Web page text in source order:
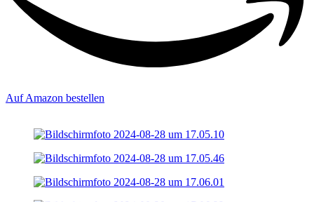
Auf Amazon bestellen